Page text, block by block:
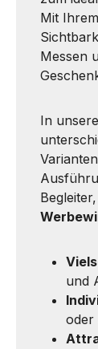
Mit
Messen
In
und
oder